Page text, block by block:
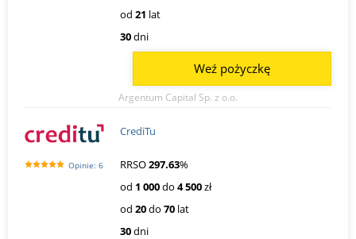
od 21 lat
30dni
Argentum Capital Sp. z o.o.
Weź pożyczkę
Opinie: 6
CrediTu
RRSO297.63%
od 1 000do 4 500zł
od 20do 70 lat
30dni